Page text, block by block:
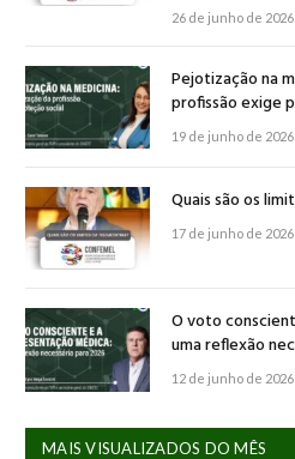
26 de junho de 2026
Pejotização na
profissão exige
19 de junho de 2026
Quais são os
17 de junho de 2026
O voto
uma reflexão
12 de junho de 2026
MAIS VISUALIZADOS DO MÊS